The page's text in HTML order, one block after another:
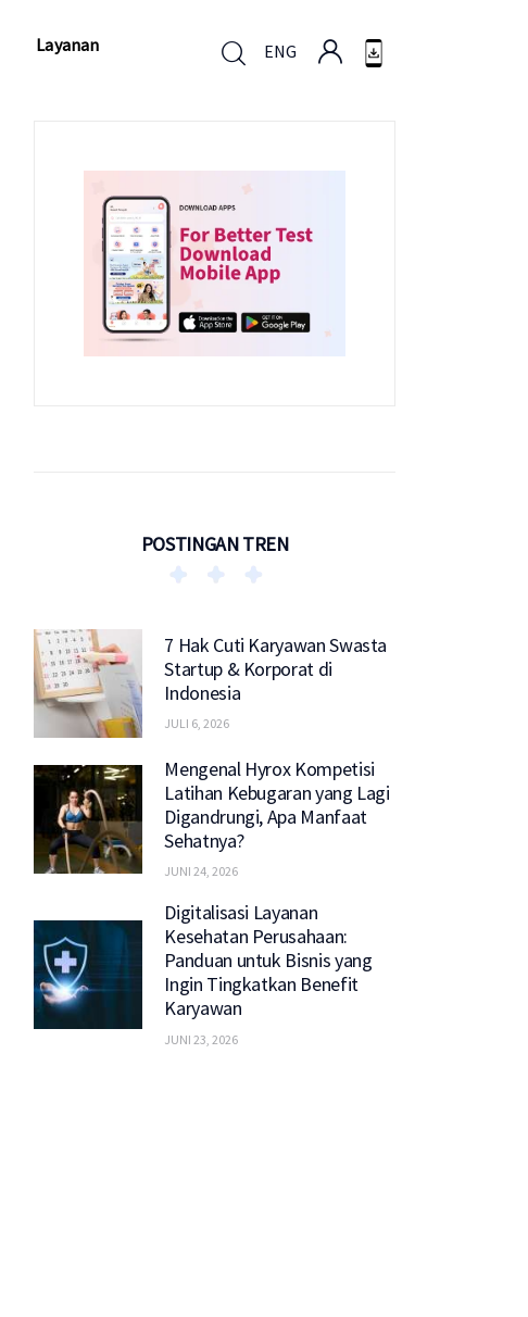
Layanan ENG
POSTINGAN TREN
7 Hak Cuti Karyawan Swasta
Startup & Korporat di
Indonesia
JULI 6, 2026
Mengenal Hyrox Kompetisi
Latihan Kebugaran yang Lagi
Digandrungi, Apa Manfaat
Sehatnya?
JUNI 24, 2026
Digitalisasi Layanan
Kesehatan Perusahaan:
Panduan untuk Bisnis yang
Ingin Tingkatkan Benefit
Karyawan
JUNI 23, 2026